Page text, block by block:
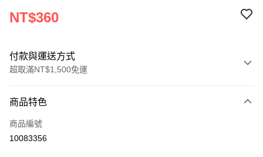
NT$360
付款與運送方式
超取滿NT$1,500免運
信用卡一次付款
超商取貨付款
商品特色
商品編號
10083356